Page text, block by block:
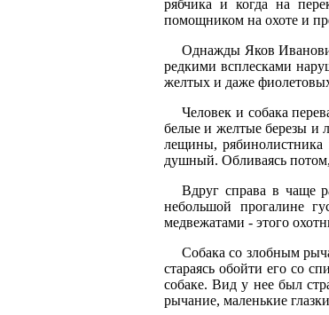
рябчика и когда на
помощником на охоте и
Однажды Яков
редкими всплесками
желтых и даже
Человек и собака
белые и желтые березы и
лещины,
душный. Обливаясь
Вдруг справа в чаще
небольшой прогалине
медвежатами - этого
Собака со злобным
стараясь обойти его со
собаке. Вид у нее был
рычание, маленькие